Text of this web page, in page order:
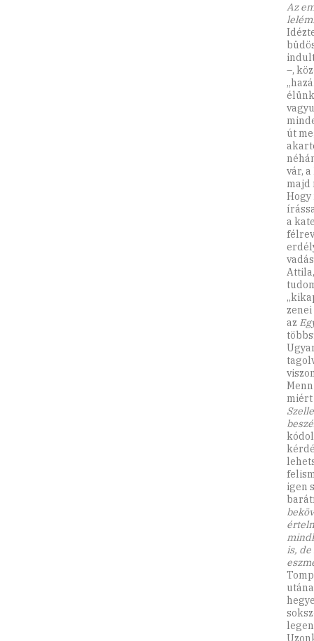
Az
–,
út
vár,
majd
Hogy
a
az
miért
igen
is,